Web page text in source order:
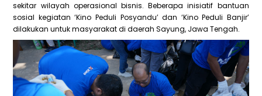
sekitar wilayah operasional bisnis. Beberapa inisiatif bantuan
sosial kegiatan ‘Kino Peduli Posyandu’ dan ‘Kino Peduli Banjir’
dilakukan untuk masyarakat di daerah Sayung, Jawa Tengah.